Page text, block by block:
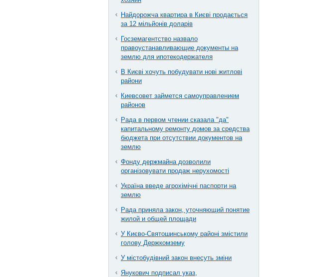
Найдорожча квартира в Києві продається
за 12 мільйонів доларів
Госземагентство назвало
правоустанавливающие документы на
землю для ипотекодержателя
В Києві хочуть побудувати нові житлові
райони
Киевсовет займется самоуправлением
районов
Рада в первом чтении сказала "да"
капитальному ремонту домов за средства
бюджета при отсутствии документов на
землю
Фонду держмайна дозволили
організовувати продаж нерухомості
Україна введе агрохімічні паспорти на
землю
Рада приняла закон, уточняющий понятие
жилой и общей площади
У Києво-Святошинському районі змістили
голову Держкомзему
У містобудівний закон внесуть зміни
Янукович подписал указ,